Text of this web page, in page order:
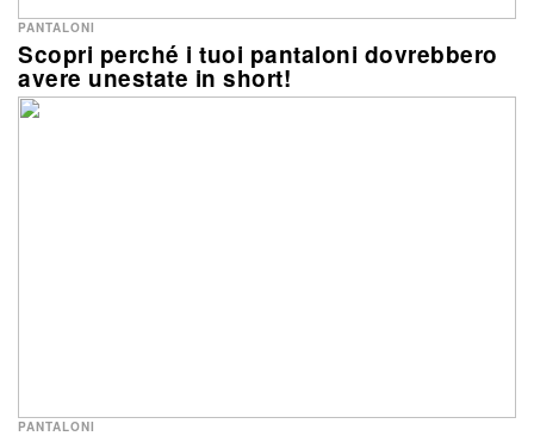
Scopri perché i tuoi pantaloni dovrebbero
avere unestate in short!
PANTALONI
PANTALONI